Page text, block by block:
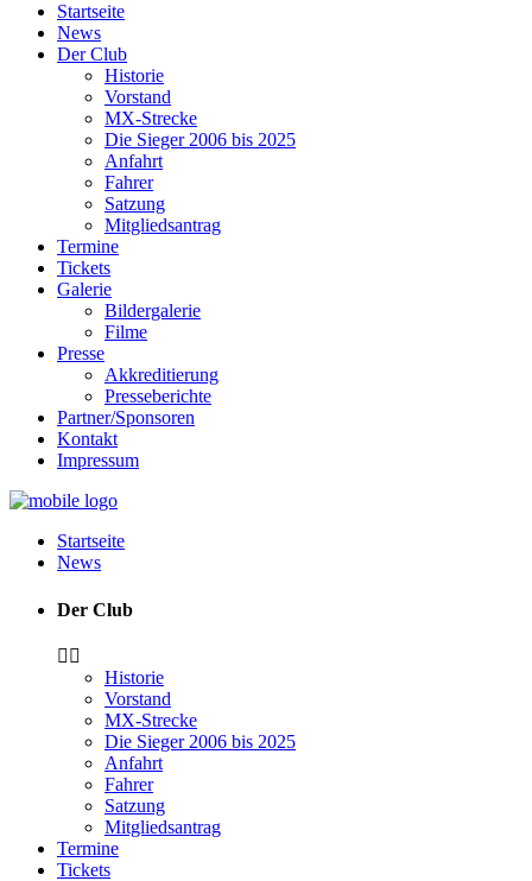
Startseite
News
Der Club
Historie
Vorstand
MX-Strecke
Die Sieger 2006 bis 2025
Anfahrt
Fahrer
Satzung
Mitgliedsantrag
Termine
Tickets
Galerie
Bildergalerie
Filme
Presse
Akkreditierung
Presseberichte
Partner/Sponsoren
Kontakt
Impressum
Startseite
News
Der Club
Historie
Vorstand
MX-Strecke
Die Sieger 2006 bis 2025
Anfahrt
Fahrer
Satzung
Mitgliedsantrag
Termine
Tickets